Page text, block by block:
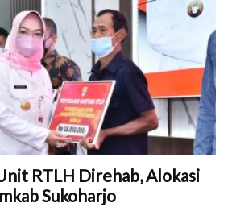
RTLH Direhab, Alokasi
Sukoharjo